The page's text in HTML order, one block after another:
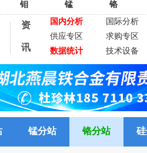
钼 锰 铬
资
讯
国内分析 国际分析
供应专区
求购专区
数据统计
技术设备
锰分站 铬分站